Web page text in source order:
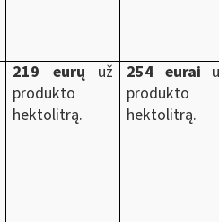
219 eurų už
produkto
hektolitrą.
254 eurai
produkto
hektolitrą.